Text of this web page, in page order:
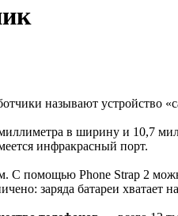
называют
в ширину и 10,7
инфракрасный порт.
С помощью Phone Strap 2
заряда батареи хватает